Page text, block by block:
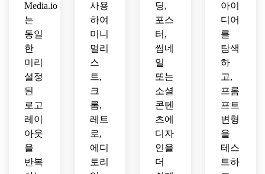
Media.io
는
동일
한
미리
설정
된
로고
레이
아웃
을
반복
사용
하여
미니
멀리
스
트,
크
롬,
레트
로,
에디
토리
딩,
포스
터,
썸네
일
또는
소셜
콘텐
츠에
디자
인을
더
아이
디어
를
탐색
하
고,
프롬
프트
변형
을
테스
트하